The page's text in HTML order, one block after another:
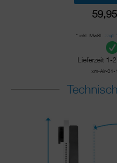
* inkl. MwSt. zzgl.
Lieferzeit 1-
xm-Air-01-